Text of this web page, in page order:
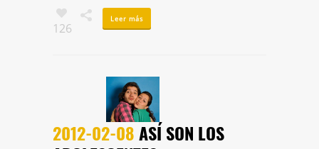
126
Leer más
2012-02-08ASÍ­ SON LOS